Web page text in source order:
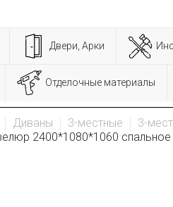
Двери, Арки
Отделочные материалы
Диваны 3-местные
3-
2400*1080*1060